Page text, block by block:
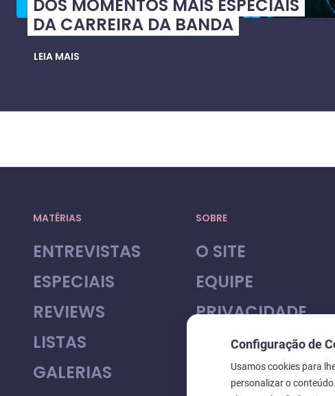
DOS MOMENTOS MAIS ESPECIAIS
DA CARREIRA DA BANDA
LEIA MAIS
MATÉRIAS
ENTREVISTAS
ESPECIAIS
REVIEWS
LISTAS
GALERIAS
SOBRE
O SITE
EQUIPE
PRIVACIDADE
Configuração de
Usamos cookies para
personalizar o